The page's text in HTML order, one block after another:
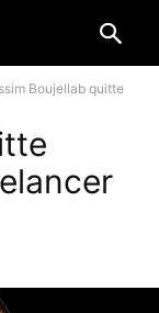
Boujellab quitte